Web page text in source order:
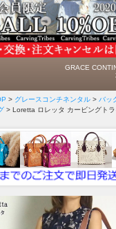
GRACE
> グレースコンチネンタル > バッ
> Loretta ロレッタ カービングト